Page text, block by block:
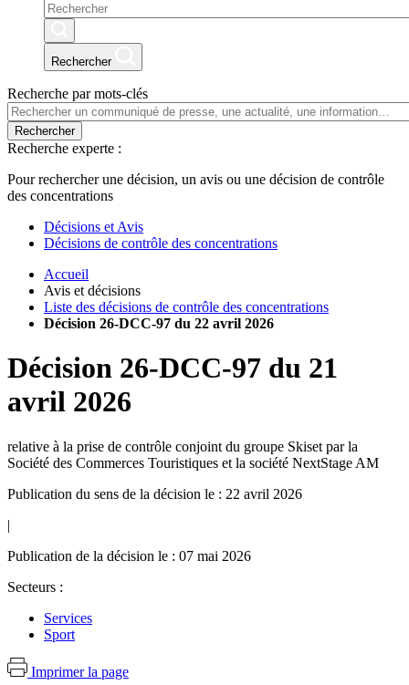
Rechercher
Recherche par mots-clés
Rechercher
Recherche experte :
Pour rechercher une décision, un avis ou une décision de contrôle
des concentrations
Décisions et Avis
Décisions de contrôle des concentrations
Accueil
Avis et décisions
Liste des décisions de contrôle des concentrations
Décision 26-DCC-97 du 22 avril 2026
Décision 26-DCC-97 du 21
avril 2026
relative à la prise de contrôle conjoint du groupe Skiset par la
Société des Commerces Touristiques et la société NextStage AM
Publication du sens de la décision le : 22 avril 2026
|
Publication de la décision le : 07 mai 2026
Secteurs :
Services
Sport
Imprimer la page